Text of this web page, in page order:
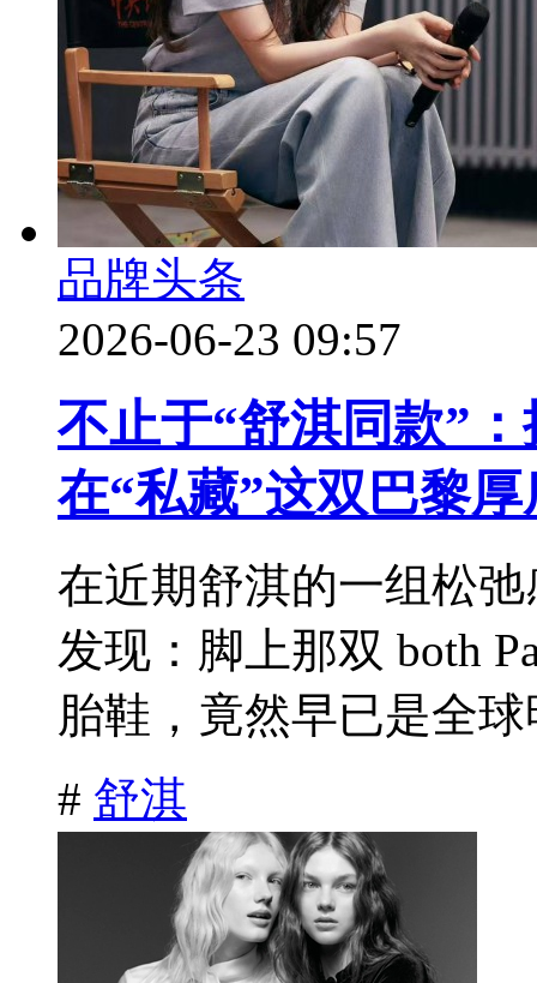
品牌头条
2026-06-23 09:57
不止于“舒淇同款”
在“私藏”这双巴黎
在近期舒淇的一组松
发现：脚上那双 both
胎鞋，竟然早已是全
# 舒淇